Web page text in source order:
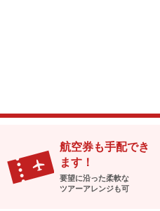
航空券も手配でき
ます！
要望に沿った柔軟な
ツアーアレンジも可